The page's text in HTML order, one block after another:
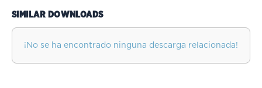
SIMILAR DOWNLOADS
¡No se ha encontrado ninguna descarga relacionada!